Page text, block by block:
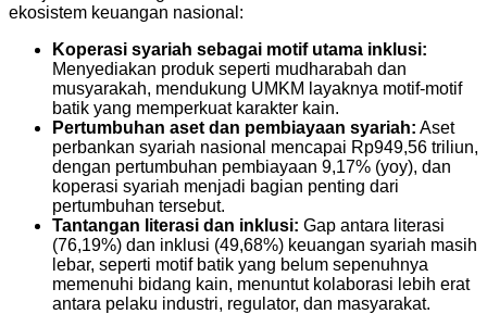
ekosistem keuangan nasional:
Koperasi syariah sebagai motif utama inklusi:
Menyediakan produk seperti mudharabah dan
musyarakah, mendukung UMKM layaknya motif-motif
batik yang memperkuat karakter kain.
Pertumbuhan aset dan pembiayaan syariah: Aset
perbankan syariah nasional mencapai Rp949,56 triliun,
dengan pertumbuhan pembiayaan 9,17% (yoy), dan
koperasi syariah menjadi bagian penting dari
pertumbuhan tersebut.
Tantangan literasi dan inklusi: Gap antara literasi
(76,19%) dan inklusi (49,68%) keuangan syariah masih
lebar, seperti motif batik yang belum sepenuhnya
memenuhi bidang kain, menuntut kolaborasi lebih erat
antara pelaku industri, regulator, dan masyarakat.